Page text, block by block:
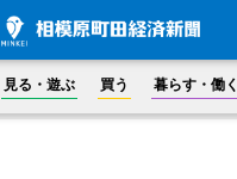
見る・遊ぶ 買う 暮らす・働く